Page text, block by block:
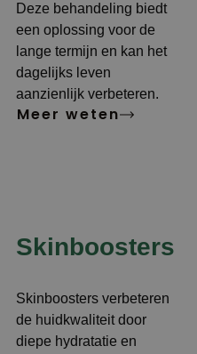
Deze behandeling biedt
een oplossing voor de
lange termijn en kan het
dagelijks leven
aanzienlijk verbeteren.
Meer weten
Skinboosters
Skinboosters verbeteren
de huidkwaliteit door
diepe hydratatie en